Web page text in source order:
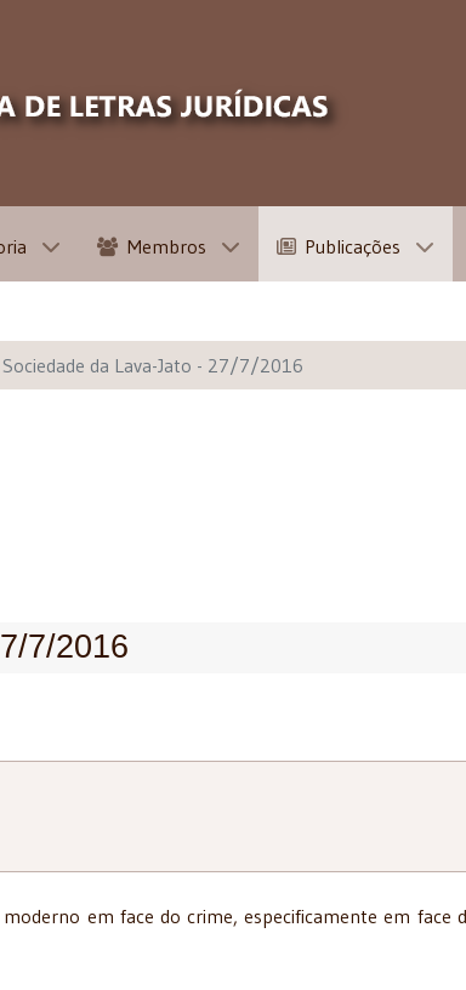
Membros Publicações
Sociedade da Lava-Jato - 27/7/2016
7/2016
em face do crime, especificamente em face